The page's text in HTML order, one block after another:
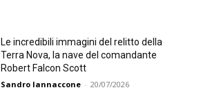
Le incredibili immagini del relitto della
Terra Nova, la nave del comandante
Robert Falcon Scott
Sandro Iannaccone - 20/07/2026